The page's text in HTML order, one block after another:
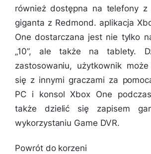
również dostępna na telefony z
giganta z Redmond. aplikacja
One dostarczana jest nie tylko
„10”, ale także na tablety.
zastosowaniu, użytkownik
się z innymi graczami za
PC i konsol Xbox One
także dzielić się zapisem
wykorzystaniu Game DVR.
Powrót do korzeni